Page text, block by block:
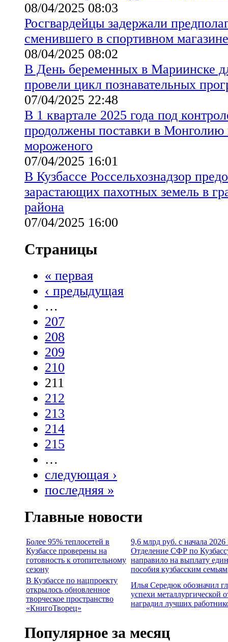
08/04/2025 08:03
Росгвардейцы задержали
сменившего в спортивном
08/04/2025 08:02
В День беременных в Мариинске
провели цикл познавательных
07/04/2025 22:48
В 1 квартале 2025 года под
продолжены поставки в Монголию
мороженого
07/04/2025 16:01
В Кузбассе Россельхознадзор
зарастающих пахотных земель в
района
07/04/2025 16:00
Страницы
« первая
‹ предыдущая
…
207
208
209
210
211
212
213
214
215
…
следующая ›
последняя »
Главные новости
Более 95% теплосетей в
Кузбассе проверены на
готовность к отопительному
сезону
9,6 млрд руб. с начала 2026
Отделение СФР по
направило на выплату
пособия кузбасским семьям
В Кузбассе по нацпроекту
открылось обновленное
творческое пространство
«КнигоТворец»
Илья Середюк обозначил
успехи металлургической
наградил лучших
Популярное за месяц